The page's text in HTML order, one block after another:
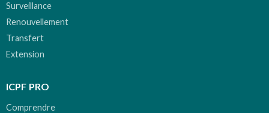
Surveillance
Renouvellement
Transfert
Extension
ICPF PRO
Comprendre